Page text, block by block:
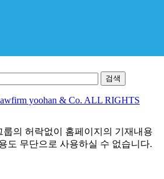
검색
yoohan & Co. ALL RIGHTS
룹의 허락없이 홈페이지의 기재내용
도 무단으로 사용하실 수 없습니다.